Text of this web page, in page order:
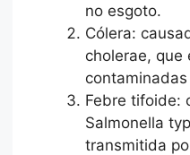
no esgoto.
Cólera:
cholerae, que
Febre tifoide:
Salmonella
transmitida